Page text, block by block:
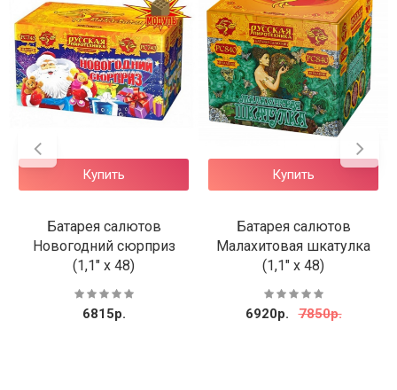
Купить
Батарея салютов
Малахитовая шкатулка
(1,1" х 48)
6920р. 7850р.
Купить
Батарея салютов
Поздравляю (1,1" х 48)
8715р.